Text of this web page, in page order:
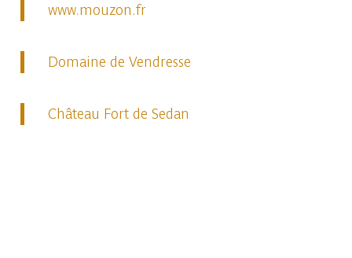
www.mouzon.fr
Domaine de Vendresse
Château Fort de Sedan